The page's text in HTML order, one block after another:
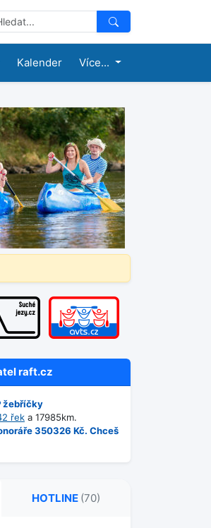
Kalender Více...
raft.cz
žebříčky
řek a 17985km.
350326 Kč. Chceš
HOTLINE (70)